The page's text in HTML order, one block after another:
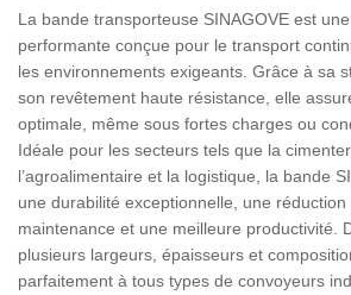
La bande transporteuse SINAGOVE est
performante conçue pour le transport
les environnements exigeants. Grâce à sa
son revêtement haute résistance, elle
optimale, même sous fortes charges ou
Idéale pour les secteurs tels que la
l’agroalimentaire et la logistique, la bande
une durabilité exceptionnelle, une réduction
maintenance et une meilleure productivité.
plusieurs largeurs, épaisseurs et
parfaitement à tous types de convoyeurs